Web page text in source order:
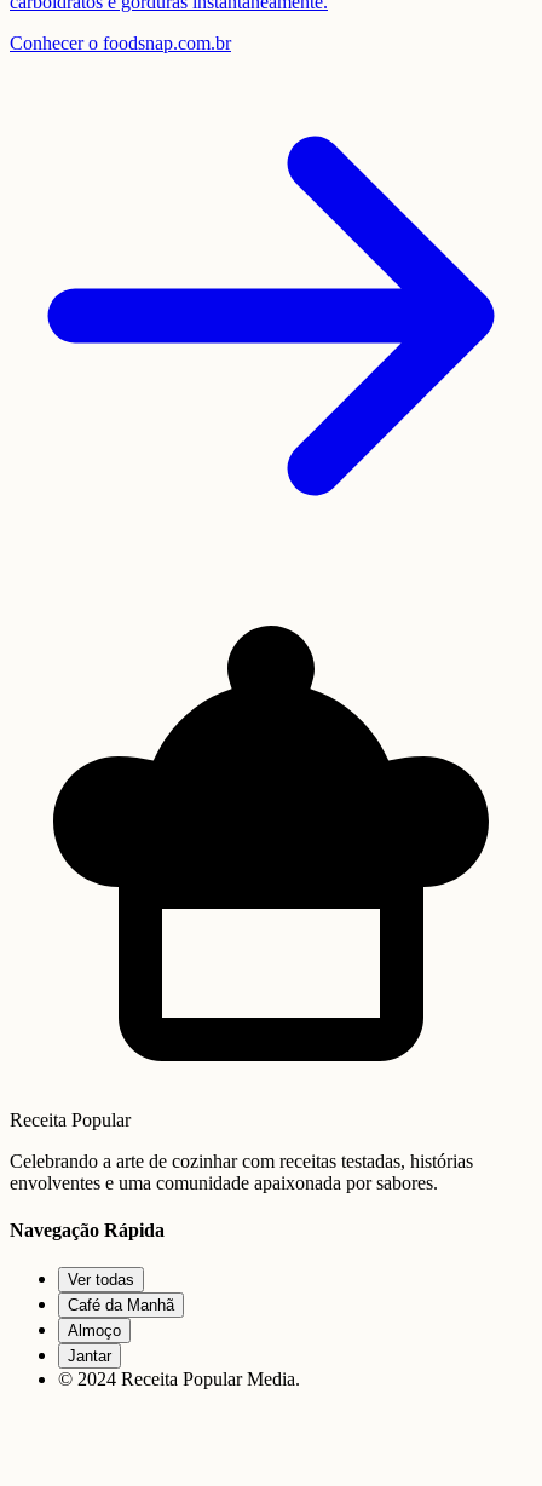
Conhecer o foodsnap.com.br
Receita Popular
Celebrando a arte de cozinhar com receitas testadas, histórias
envolventes e uma comunidade apaixonada por sabores.
Navegação Rápida
Ver todas
Café da Manhã
Almoço
Jantar
© 2024 Receita Popular Media.